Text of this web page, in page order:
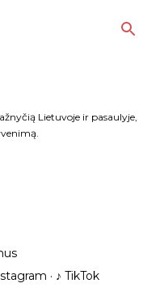
turinio
Lietuvoje ir pasaulyje,
‎♪ TikTok